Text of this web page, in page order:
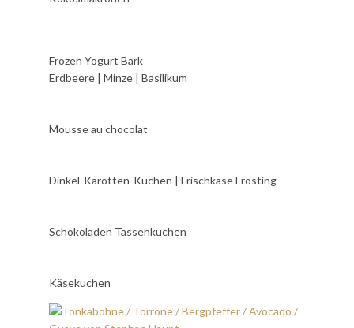
Frozen Yogurt Bark
Erdbeere | Minze | Basilikum
Mousse au chocolat
Dinkel-Karotten-Kuchen | Frischkäse Frosting
Schokoladen Tassenkuchen
Käsekuchen